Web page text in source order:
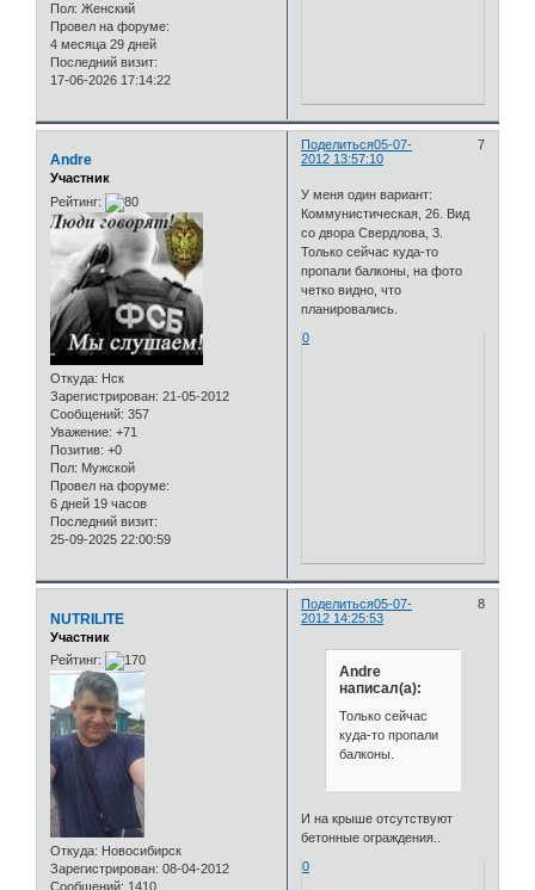
Пол: Женский
Провел на форуме:
4 месяца 29 дней
Последний визит:
17-06-2026 17:14:22
Поделиться 7
05-07-
2012 13:57:10
Andre
Участник
Рейтинг:
Откуда: Нск
Зарегистрирован: 21-05-2012
Сообщений: 357
Уважение: +71
Позитив: +0
Пол: Мужской
Провел на форуме:
6 дней 19 часов
Последний визит:
25-09-2025 22:00:59
У меня один вариант:
Коммунистическая, 26. Вид
со двора Свердлова, 3.
Только сейчас куда-то
пропали балконы, на фото
четко видно, что
планировались.
0
Поделиться 8
05-07-
2012 14:25:53
NUTRILITE
Участник
Рейтинг:
Откуда: Новосибирск
Зарегистрирован: 08-04-2012
Сообщений: 1410
Andre
написал(а):
Только сейчас
куда-то пропали
балконы.
И на крыше отсутствуют
бетонные ограждения..
0